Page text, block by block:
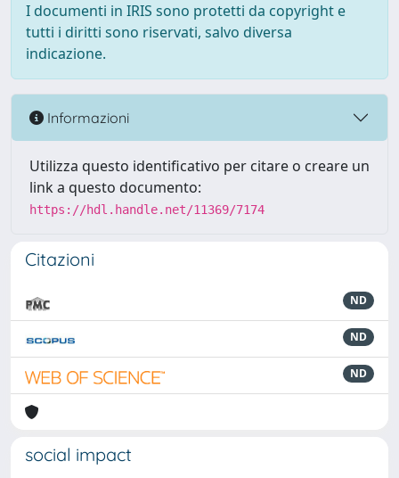
I documenti in IRIS sono protetti da copyright e
tutti i diritti sono riservati, salvo diversa
indicazione.
Informazioni
Utilizza questo identificativo per citare o creare un
link a questo documento:
https://hdl.handle.net/11369/7174
Citazioni
ND
ND
ND
social impact